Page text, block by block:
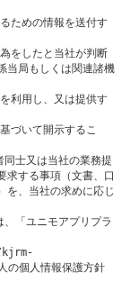
ための情報を送付す
をしたと当社が判断
当局もしくは関連諸機
利用し、又は提供す
づいて開示するこ
士又は当社の業務提
求する事項（文書、口
を、当社の求めに応じ
「ユニモアプリプラ
kjrm-
個人情報保護方針